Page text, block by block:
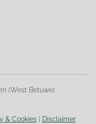
(West Betuwe)
& Cookies| Disclaimer